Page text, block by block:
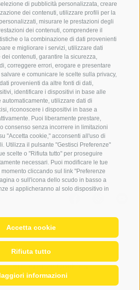
di pubblicità personalizzata, creare
dei contenuti, utilizzare profili per la
misurare le prestazioni degli
dei contenuti, comprendere il
o la combinazione di dati provenienti
e migliorare i servizi, utilizzare dati
dei contenuti, garantire la sicurezza,
correggere errori, erogare e presentare
e comunicare le scelte sulla privacy,
provenienti da altre fonti di dati,
identificare i dispositivi in base alle
utilizzare dati di
riconoscere i dispositivi in base a
Puoi liberamente prestare,
consenso senza incorrere in limitazioni
"Accetta cookie," acconsenti all'uso di
Utilizza il pulsante "Gestisci Preferenze"
scelte o "Rifiuta tutto" per proseguire
necessari. Puoi modificare le tue
cliccando sul link "Preferenze
o sull'icona dello scudo in basso a
si applicheranno al solo dispositivo in
Accetta cookie
Rifiuta tutto
informazioni
ON TOUR
Noi
Programma invernale
srl | de | en | IT02778720215
Credits |
| Preferenze Cookies